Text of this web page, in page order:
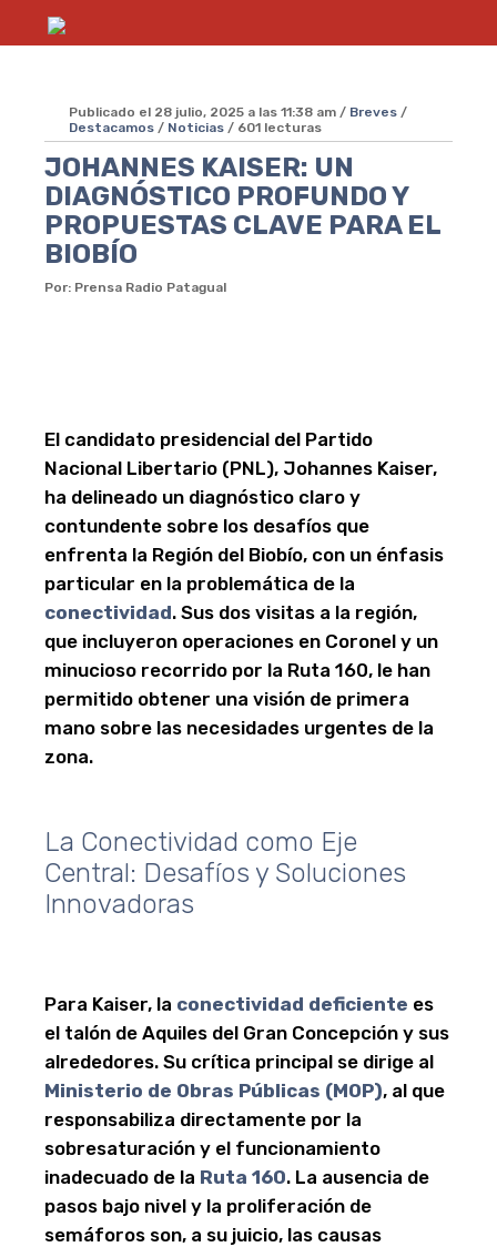
Publicado el 28 julio, 2025 a las 11:38 am / Breves /
Destacamos / Noticias / 601 lecturas
JOHANNES KAISER: UN
DIAGNÓSTICO PROFUNDO Y
PROPUESTAS CLAVE PARA EL
BIOBÍO
Por: Prensa Radio Patagual
El candidato presidencial del Partido
Nacional Libertario (PNL), Johannes Kaiser,
ha delineado un diagnóstico claro y
contundente sobre los desafíos que
enfrenta la Región del Biobío, con un énfasis
particular en la problemática de la
conectividad. Sus dos visitas a la región,
que incluyeron operaciones en Coronel y un
minucioso recorrido por la Ruta 160, le han
permitido obtener una visión de primera
mano sobre las necesidades urgentes de la
zona.
La Conectividad como Eje
Central: Desafíos y Soluciones
Innovadoras
Para Kaiser, la conectividad deficiente es
el talón de Aquiles del Gran Concepción y sus
alrededores. Su crítica principal se dirige al
Ministerio de Obras Públicas (MOP), al que
responsabiliza directamente por la
sobresaturación y el funcionamiento
inadecuado de la Ruta 160. La ausencia de
pasos bajo nivel y la proliferación de
semáforos son, a su juicio, las causas